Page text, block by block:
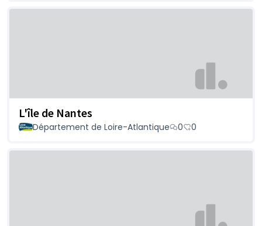
L'île de Nantes
Département de Loire-Atlantique 0 0